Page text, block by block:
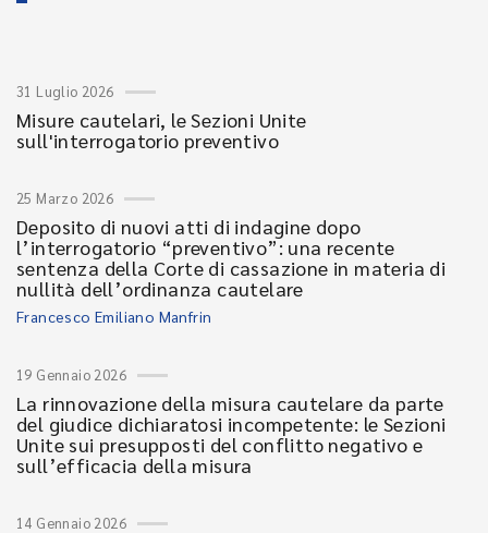
31 Luglio 2026
Misure cautelari, le Sezioni Unite
sull'interrogatorio preventivo
25 Marzo 2026
Deposito di nuovi atti di indagine dopo
l’interrogatorio “preventivo”: una recente
sentenza della Corte di cassazione in materia di
nullità dell’ordinanza cautelare
Francesco Emiliano Manfrin
19 Gennaio 2026
La rinnovazione della misura cautelare da parte
del giudice dichiaratosi incompetente: le Sezioni
Unite sui presupposti del conflitto negativo e
sull’efficacia della misura
14 Gennaio 2026